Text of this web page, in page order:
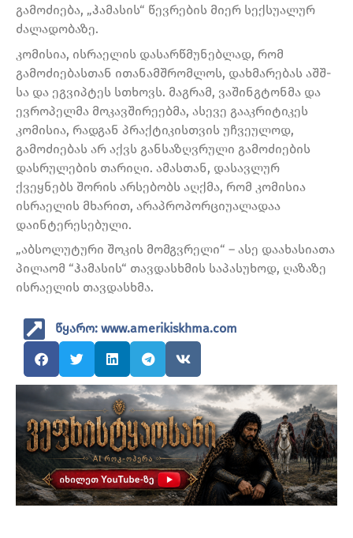
გამოძიება, „ჰამასის“ წევრების მიერ სექსუალურ
ძალადობაზე.
კომისია, ისრაელის დასარწმუნებლად, რომ
გამოძიებასთან ითანამშრომლოს, დახმარებას აშშ-
სა და ეგვიპტეს სთხოვს. მაგრამ, ვაშინგტონმა და
ევროპელმა მოკავშირეებმა, ასევე გააკრიტიკეს
კომისია, რადგან პრაქტიკისთვის უჩვეულოდ,
გამოძიებას არ აქვს განსაზღვრული გამოძიების
დასრულების თარიღი. ამასთან, დასავლურ
ქვეყნებს შორის არსებობს აღქმა, რომ კომისია
ისრაელის მხარით, არაპროპორციუალადაა
დაინტერესებული.
„აბსოლუტური შოკის მომგვრელი“ – ასე დაახასიათა
პილაომ “ჰამასის“ თავდასხმის საპასუხოდ, ღაზაზე
ისრაელის თავდასხმა.
წყარო: www.amerikiskhma.com